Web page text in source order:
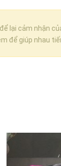
lại cảm nhận
để giúp nhau